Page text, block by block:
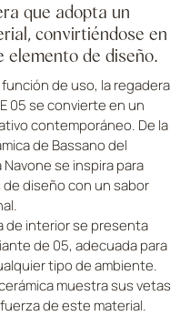
que adopta un
convirtiéndose en
elemento de diseño.
función de uso, la regadera
05 se convierte en un
contemporáneo. De la
de Bassano del
Navone se inspira para
diseño con un sabor
de interior se presenta
de 05, adecuada para
tipo de ambiente.
muestra sus vetas
de este material.